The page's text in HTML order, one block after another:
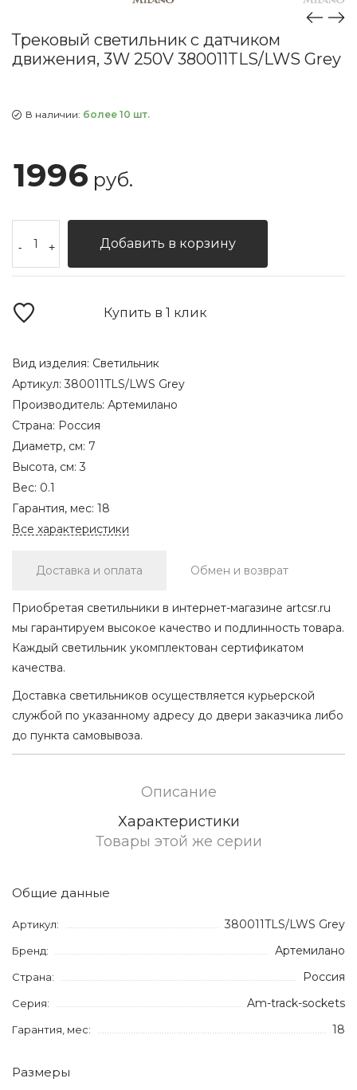
Трековый светильник с датчиком
движения, 3W 250V 380011TLS/LWS Grey
В наличии: более 10 шт.
1996 руб.
- + Добавить в корзину
Купить в 1 клик
Вид изделия: Светильник
Артикул:380011TLS/LWS Grey
Производитель: Артемилано
Страна: Россия
Диаметр, см: 7
Высота, см:3
Вес: 0.1
Гарантия, мес: 18
Все характеристики
Доставка и оплата Обмен и возврат
Приобретая светильники в интернет-магазине artcsr.ru
мы гарантируем высокое качество и подлинность товара.
Каждый светильник укомплектован сертификатом
качества.
Доставка светильников осуществляется курьерской
службой по указанному адресу до двери заказчика либо
до пункта самовывоза.
Описание
Характеристики
Товары этой же серии
Общие данные
Артикул: 380011TLS/LWS Grey
Бренд: Артемилано
Страна: Россия
Серия: Am-track-sockets
Гарантия, мес: 18
Размеры